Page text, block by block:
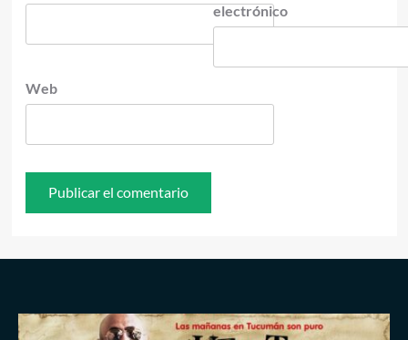
electrónico
Web